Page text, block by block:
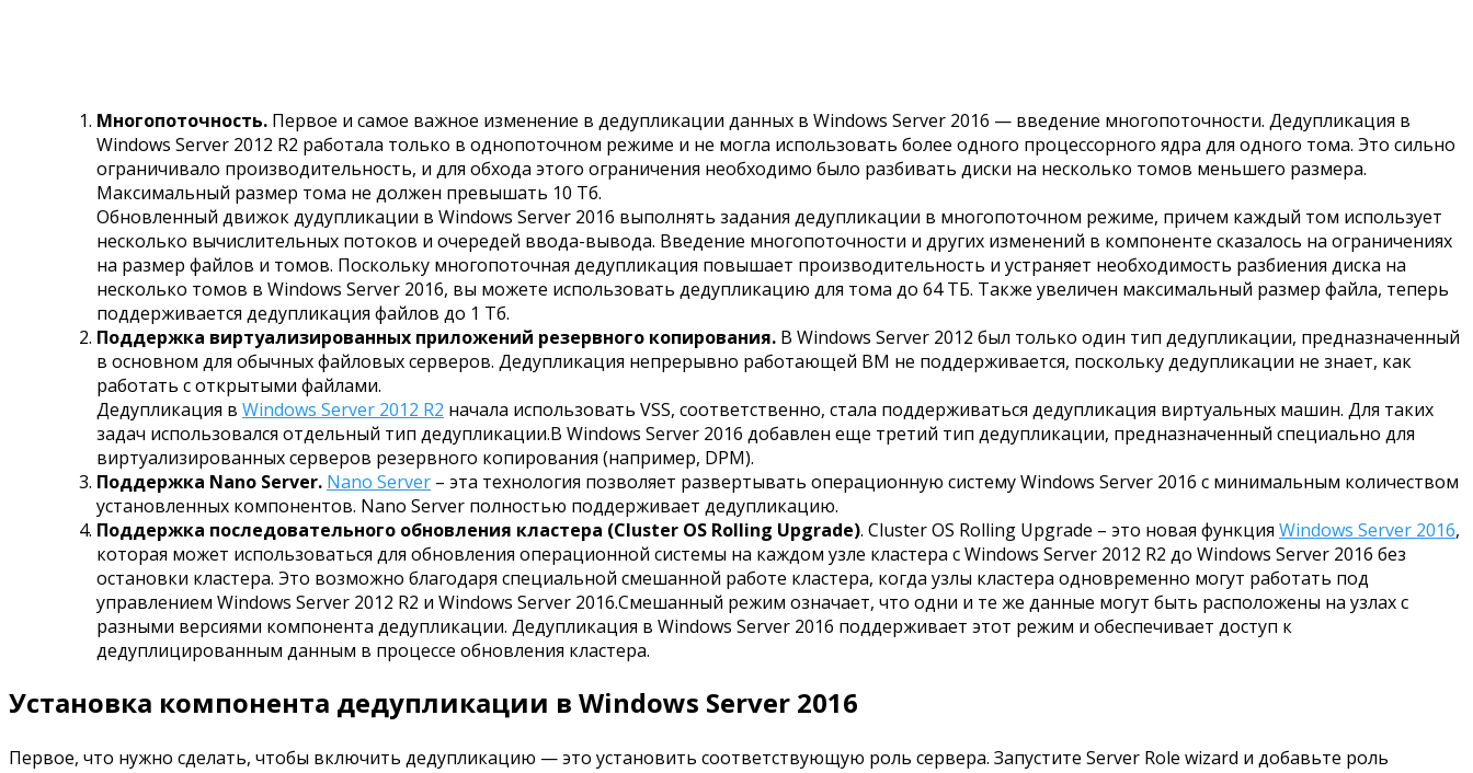
Многопоточность. Первое и самое важное изменение в дедупликации данных в Windows Server 2016 — введение многопоточности. Дедупликация в
Windows Server 2012 R2 работала только в однопоточном режиме и не могла использовать более одного процессорного ядра для одного тома. Это сильно
ограничивало производительность, и для обхода этого ограничения необходимо было разбивать диски на несколько томов меньшего размера.
Максимальный размер тома не должен превышать 10 Тб.
Обновленный движок дудупликации в Windows Server 2016 выполнять задания дедупликации в многопоточном режиме, причем каждый том использует
несколько вычислительных потоков и очередей ввода-вывода. Введение многопоточности и других изменений в компоненте сказалось на ограничениях
на размер файлов и томов. Поскольку многопоточная дедупликация повышает производительность и устраняет необходимость разбиения диска на
несколько томов в Windows Server 2016, вы можете использовать дедупликацию для тома до 64 ТБ. Также увеличен максимальный размер файла, теперь
поддерживается дедупликация файлов до 1 Тб.
Поддержка виртуализированных приложений резервного копирования. В Windows Server 2012 был только один тип дедупликации, предназначенный
в основном для обычных файловых серверов. Дедупликация непрерывно работающей ВМ не поддерживается, поскольку дедупликации не знает, как
работать с открытыми файлами.
Дедупликация в Windows Server 2012 R2 начала использовать VSS, соответственно, стала поддерживаться дедупликация виртуальных машин. Для таких
задач использовался отдельный тип дедупликации.В Windows Server 2016 добавлен еще третий тип дедупликации, предназначенный специально для
виртуализированных серверов резервного копирования (например, DPM).
Поддержка Nano Server. Nano Server – эта технология позволяет развертывать операционную систему Windows Server 2016 с минимальным количеством
установленных компонентов. Nano Server полностью поддерживает дедупликацию.
Поддержка последовательного обновления кластера (Cluster OS Rolling Upgrade). Cluster OS Rolling Upgrade – это новая функция Windows Server 2016,
которая может использоваться для обновления операционной системы на каждом узле кластера с Windows Server 2012 R2 до Windows Server 2016 без
остановки кластера. Это возможно благодаря специальной смешанной работе кластера, когда узлы кластера одновременно могут работать под
управлением Windows Server 2012 R2 и Windows Server 2016.Смешанный режим означает, что одни и те же данные могут быть расположены на узлах с
разными версиями компонента дедупликации. Дедупликация в Windows Server 2016 поддерживает этот режим и обеспечивает доступ к
дедуплицированным данным в процессе обновления кластера.
Установка компонента дедупликации в Windows Server 2016
Первое, что нужно сделать, чтобы включить дедупликацию — это установить соответствующую роль сервера. Запустите Server Role wizard и добавьте роль